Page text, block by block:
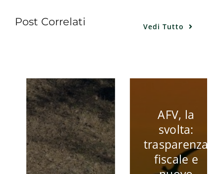
Post Correlati Vedi Tutto
AFV, la
svolta:
trasparenza
fiscale e
Donne e